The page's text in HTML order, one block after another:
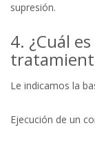
supresión.
4. ¿Cuál
Le indicamos la
Ejecución de un